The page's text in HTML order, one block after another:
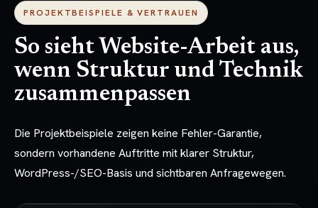
PROJEKTBEISPIELE & VERTRAUEN
So sieht Website-Arbeit aus,
wenn Struktur und Technik
zusammenpassen
Die Projektbeispiele zeigen keine Fehler-Garantie,
sondern vorhandene Auftritte mit klarer Struktur,
WordPress-/SEO-Basis und sichtbaren Anfragewegen.